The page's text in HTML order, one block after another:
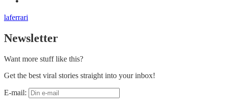
laferrari
Newsletter
Want more stuff like this?
Get the best viral stories straight into your inbox!
E-mail: